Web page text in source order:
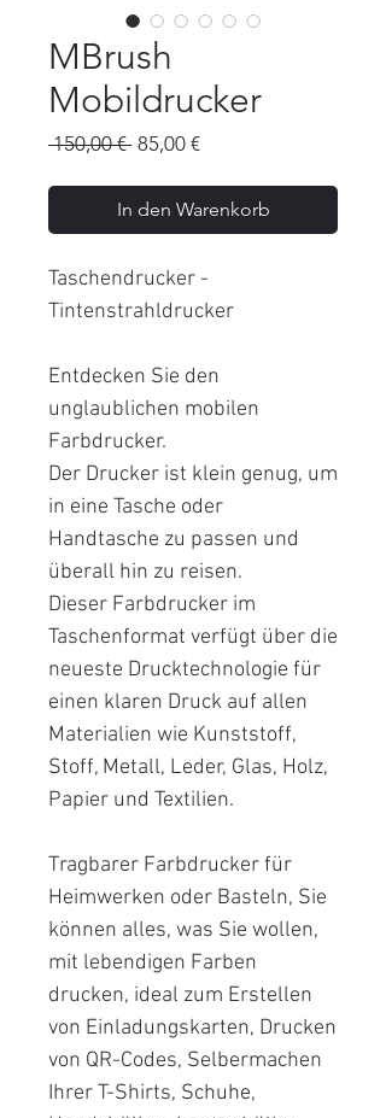
MBrush
Mobildrucker
150,00 € Standardpreis
85,00 €Sale-
In den Warenkorb
Taschendrucker -
Tintenstrahldrucker
Entdecken Sie den
unglaublichen mobilen
Farbdrucker.
Der Drucker ist klein genug, um
in eine Tasche oder
Handtasche zu passen und
überall hin zu reisen.
Dieser Farbdrucker im
Taschenformat verfügt über die
neueste Drucktechnologie für
einen klaren Druck auf allen
Materialien wie Kunststoff,
Stoff, Metall, Leder, Glas, Holz,
Papier und Textilien.
Tragbarer Farbdrucker für
Heimwerken oder Basteln, Sie
können alles, was Sie wollen,
mit lebendigen Farben
drucken, ideal zum Erstellen
von Einladungskarten, Drucken
von QR-Codes, Selbermachen
Ihrer T-Shirts, Schuhe,